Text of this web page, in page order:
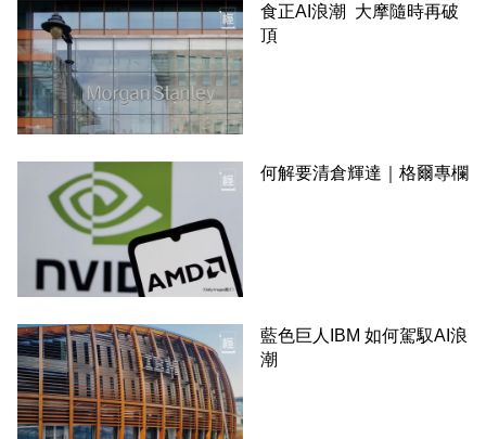
食正AI浪潮 大摩隨時再破
頂
何解要清倉輝達｜格爾專欄
藍色巨人IBM 如何駕馭AI浪
潮